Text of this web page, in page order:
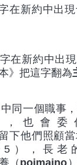
在新約中出
在新約中出
》把這字翻為
同一個職事
也會委
下他們照顧
），長老